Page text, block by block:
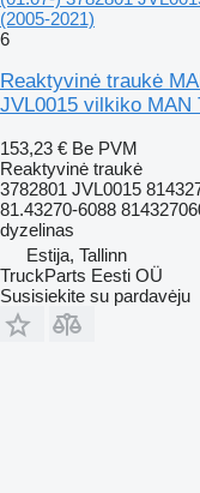
(2005-2021)
6
Reaktyvinė traukė
JVL0015 vilkiko MAN
153,23 € Be PVM
Reaktyvinė traukė
3782801 JVL0015
81.43270-6088
dyzelinas
Estija, Tallinn
TruckParts Eesti OÜ
Susisiekite su pardavėju